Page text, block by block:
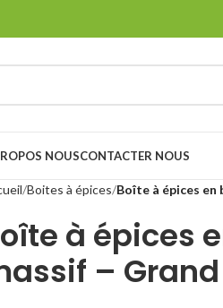
NOUSCONTACTER NOUS
Boites à épices Boîte à épices en
à épices
–